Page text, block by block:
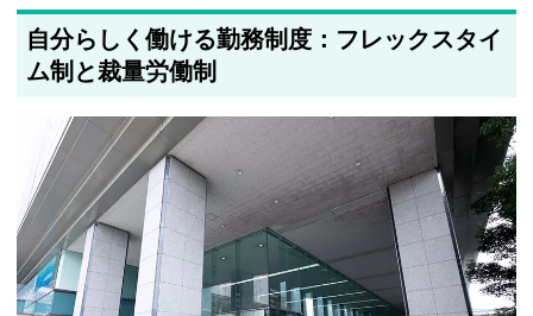
自分らしく働ける勤務制度：フレックスタイ
ム制と裁量労働制